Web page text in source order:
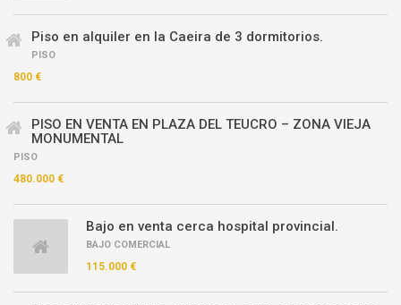
Piso en alquiler en la Caeira de 3 dormitorios.
PISO
800 €
PISO EN VENTA EN PLAZA DEL TEUCRO – ZONA VIEJA
MONUMENTAL
PISO
480.000 €
Bajo en venta cerca hospital provincial.
BAJO COMERCIAL
115.000 €